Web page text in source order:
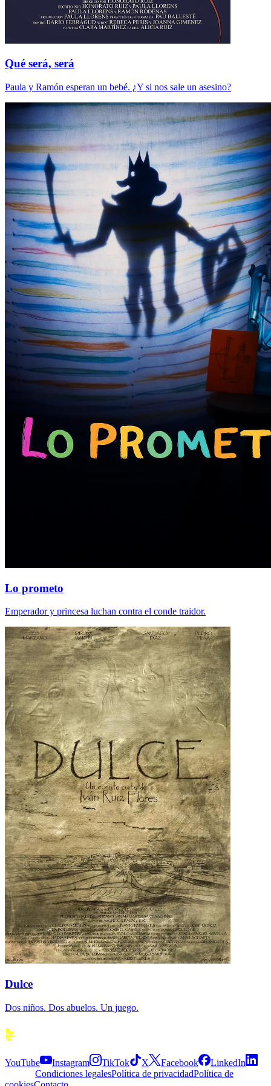
Qué será, será
Paula y Ramón esperan un bebé. ¿Y si nos sale un asesino?
Lo prometo
Emperador y princesa luchan contra el conde traidor.
Dulce
Dos niños. Dos abuelos. Un juego.
YouTube
Instagram TikTok X Facebook
LinkedIn
Condiciones legalesPolítica de privacidadPolítica de